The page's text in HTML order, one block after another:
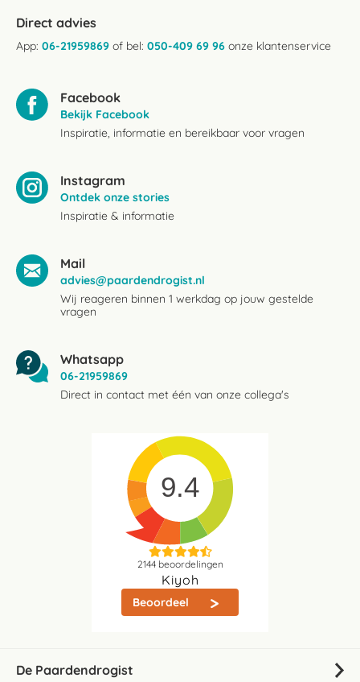
Direct advies
App: 06-21959869 of bel: 050-409 69 96 onze klantenservice
Facebook
Bekijk Facebook
Inspiratie, informatie en bereikbaar voor vragen
Instagram
Ontdek onze stories
Inspiratie & informatie
Mail
advies@paardendrogist.nl
Wij reageren binnen 1 werkdag op jouw gestelde
vragen
Whatsapp
06-21959869
Direct in contact met één van onze collega's
9.4
2144beoordelingen
Kiyoh
Beoordeel
De Paardendrogist